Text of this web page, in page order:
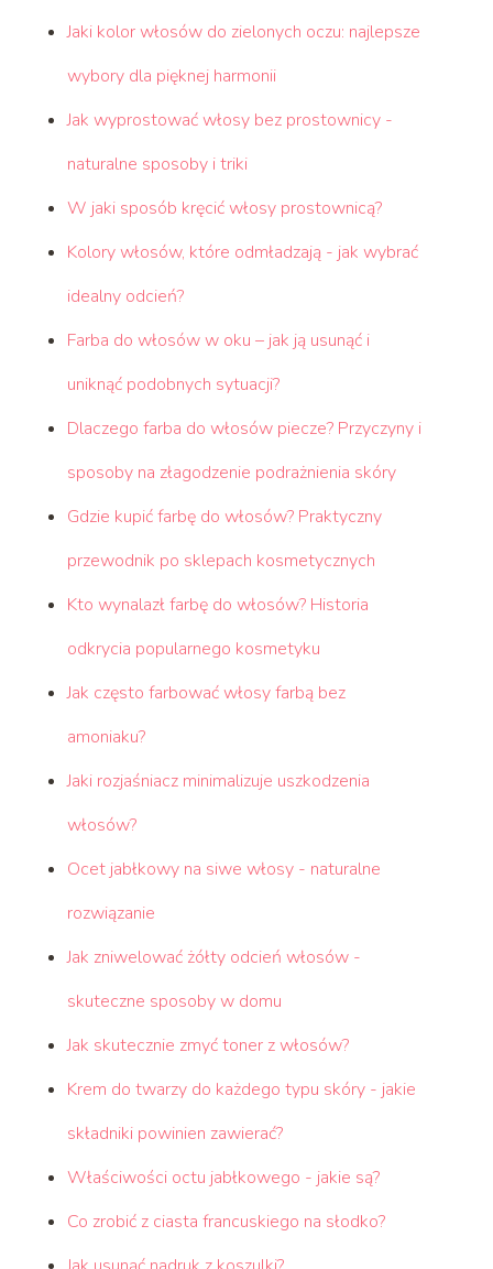
Jaki kolor włosów do zielonych oczu: najlepsze
wybory dla pięknej harmonii
Jak wyprostować włosy bez prostownicy -
naturalne sposoby i triki
W jaki sposób kręcić włosy prostownicą?
Kolory włosów, które odmładzają - jak wybrać
idealny odcień?
Farba do włosów w oku – jak ją usunąć i
uniknąć podobnych sytuacji?
Dlaczego farba do włosów piecze? Przyczyny i
sposoby na złagodzenie podrażnienia skóry
Gdzie kupić farbę do włosów? Praktyczny
przewodnik po sklepach kosmetycznych
Kto wynalazł farbę do włosów? Historia
odkrycia popularnego kosmetyku
Jak często farbować włosy farbą bez
amoniaku?
Jaki rozjaśniacz minimalizuje uszkodzenia
włosów?
Ocet jabłkowy na siwe włosy - naturalne
rozwiązanie
Jak zniwelować żółty odcień włosów -
skuteczne sposoby w domu
Jak skutecznie zmyć toner z włosów?
Krem do twarzy do każdego typu skóry - jakie
składniki powinien zawierać?
Właściwości octu jabłkowego - jakie są?
Co zrobić z ciasta francuskiego na słodko?